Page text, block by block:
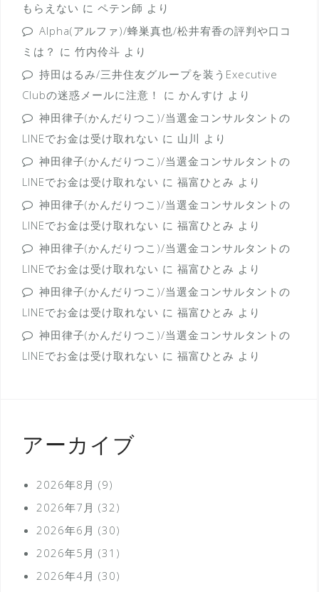
もらえない に ペテン師 より
Alpha(アルファ)/蜂巣真也/松井宥香の評判や口コ
ミは？ に 竹内伶斗 より
持田はるみ/三井住友グループを装うExecutive
Clubの迷惑メールに注意！
に かんすけ より
神田律子(かんだりつこ)/当選金コンサルタントの
LINEでお金は受け取れない に 山川 より
神田律子(かんだりつこ)/当選金コンサルタントの
LINEでお金は受け取れない に 福富ひとみ より
神田律子(かんだりつこ)/当選金コンサルタントの
LINEでお金は受け取れない に 福富ひとみ より
神田律子(かんだりつこ)/当選金コンサルタントの
LINEでお金は受け取れない に 福富ひとみ より
神田律子(かんだりつこ)/当選金コンサルタントの
LINEでお金は受け取れない に 福富ひとみ より
神田律子(かんだりつこ)/当選金コンサルタントの
LINEでお金は受け取れない に 福富ひとみ より
アーカイブ
2026年8月 (9)
2026年7月 (32)
2026年6月 (30)
2026年5月 (31)
2026年4月 (30)